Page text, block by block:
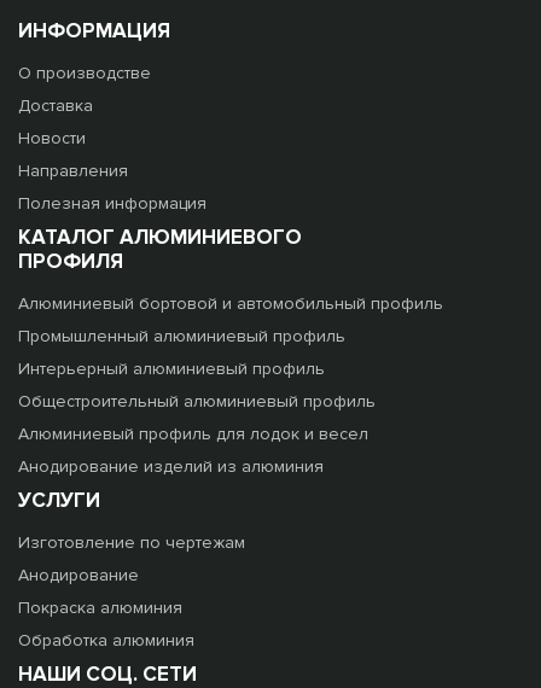
ИНФОРМАЦИЯ
О производстве
Доставка
Новости
Направления
Полезная информация
КАТАЛОГ АЛЮМИНИЕВОГО
ПРОФИЛЯ
Алюминиевый бортовой и автомобильный профиль
Промышленный алюминиевый профиль
Интерьерный алюминиевый профиль
Общестроительный алюминиевый профиль
Алюминиевый профиль для лодок и весел
Анодирование изделий из алюминия
УСЛУГИ
Изготовление по чертежам
Анодирование
Покраска алюминия
Обработка алюминия
НАШИ СОЦ. СЕТИ